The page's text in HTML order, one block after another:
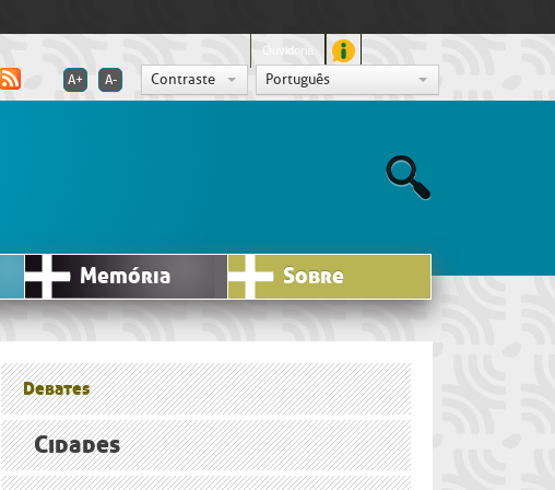
Ouvidoria
A+ A- Contraste Português
Memória Sobre
Debates
Cidades